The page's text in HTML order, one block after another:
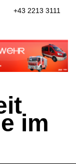
+43 2213 3111
im